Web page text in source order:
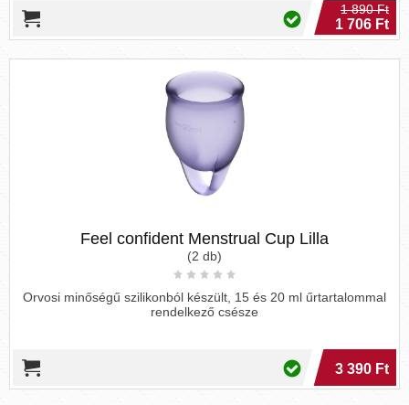
1 890 Ft
1 706 Ft
Feel confident Menstrual Cup Lilla
(2 db)
Orvosi minőségű szilikonból készült, 15 és 20 ml űrtartalommal
rendelkező csésze
3 390 Ft